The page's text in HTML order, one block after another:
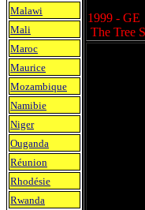
1999 -
The Tree
Malawi
Mali
Maroc
Maurice
Mozambique
Namibie
Niger
Ouganda
Réunion
Rhodésie
Rwanda